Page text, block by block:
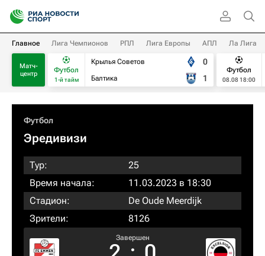
Главное Лига Чемпионов РПЛ Лига Европы АПЛ Ла Лига
Матч-
центр
Футбол
1-й тайм
Крылья Советов
Балтика
0
1
Футбол
08.08 18:00
Футбол
Эредивизи
Тур:
25
Время начала:
11.03.2023 в 18:30
Стадион:
De Oude Meerdijk
Зрители:
8126
Завершен